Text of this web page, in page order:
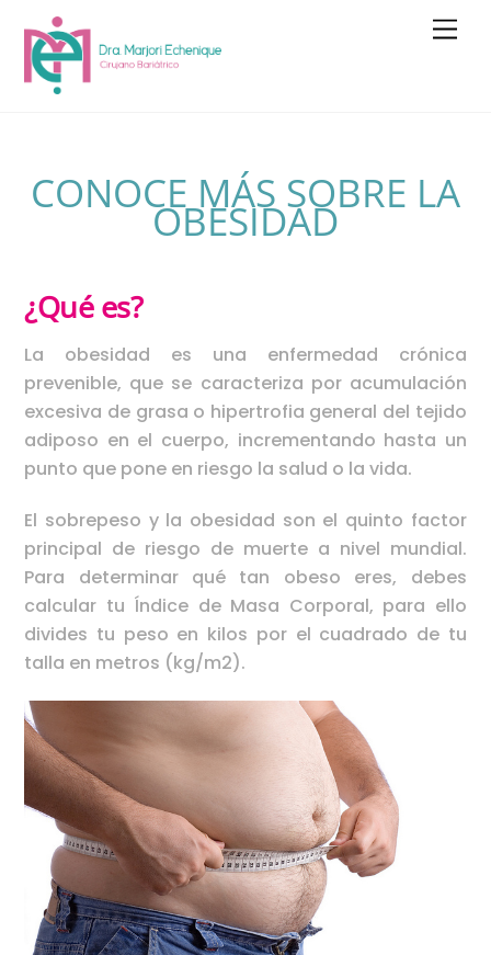
content
CONOCE MÁS SOBRE LA
OBESIDAD
¿Qué es?
La obesidad es una enfermedad crónica
prevenible, que se caracteriza por acumulación
excesiva de grasa o hipertrofia general del tejido
adiposo en el cuerpo, incrementando hasta un
punto que pone en riesgo la salud o la vida.
El sobrepeso y la obesidad son el quinto factor
principal de riesgo de muerte a nivel mundial.
Para determinar qué tan obeso eres, debes
calcular tu Índice de Masa Corporal, para ello
divides tu peso en kilos por el cuadrado de tu
talla en metros (kg/m2).